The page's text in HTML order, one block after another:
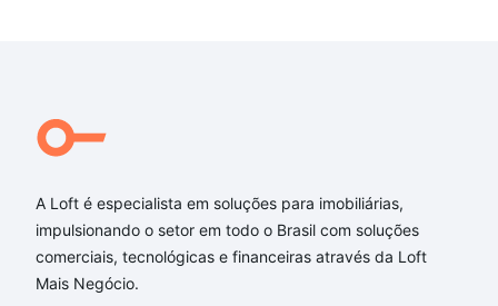
Vila Lunardi, Campinas, SP?
Imóveis com 2 suites à venda em Vila Lunardi,
Campinas, SP que custam a partir de R$ 0 e com
nossas opções de financiamento imobiliário as
parcelas podem se adequar ao seu orçamento. Se
A Loft é especialista em soluções para imobiliárias,
impulsionando o setor em todo o Brasil com soluções
comerciais, tecnológicas e financeiras através da Loft
Mais Negócio.